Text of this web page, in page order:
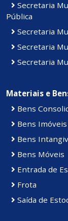
Secretaria
Pública
Secretaria
Secretaria
Secretaria
Materiais e
Bens
Bens Imóveis
Bens
Bens Móveis
Entrada de
Frota
Saída de